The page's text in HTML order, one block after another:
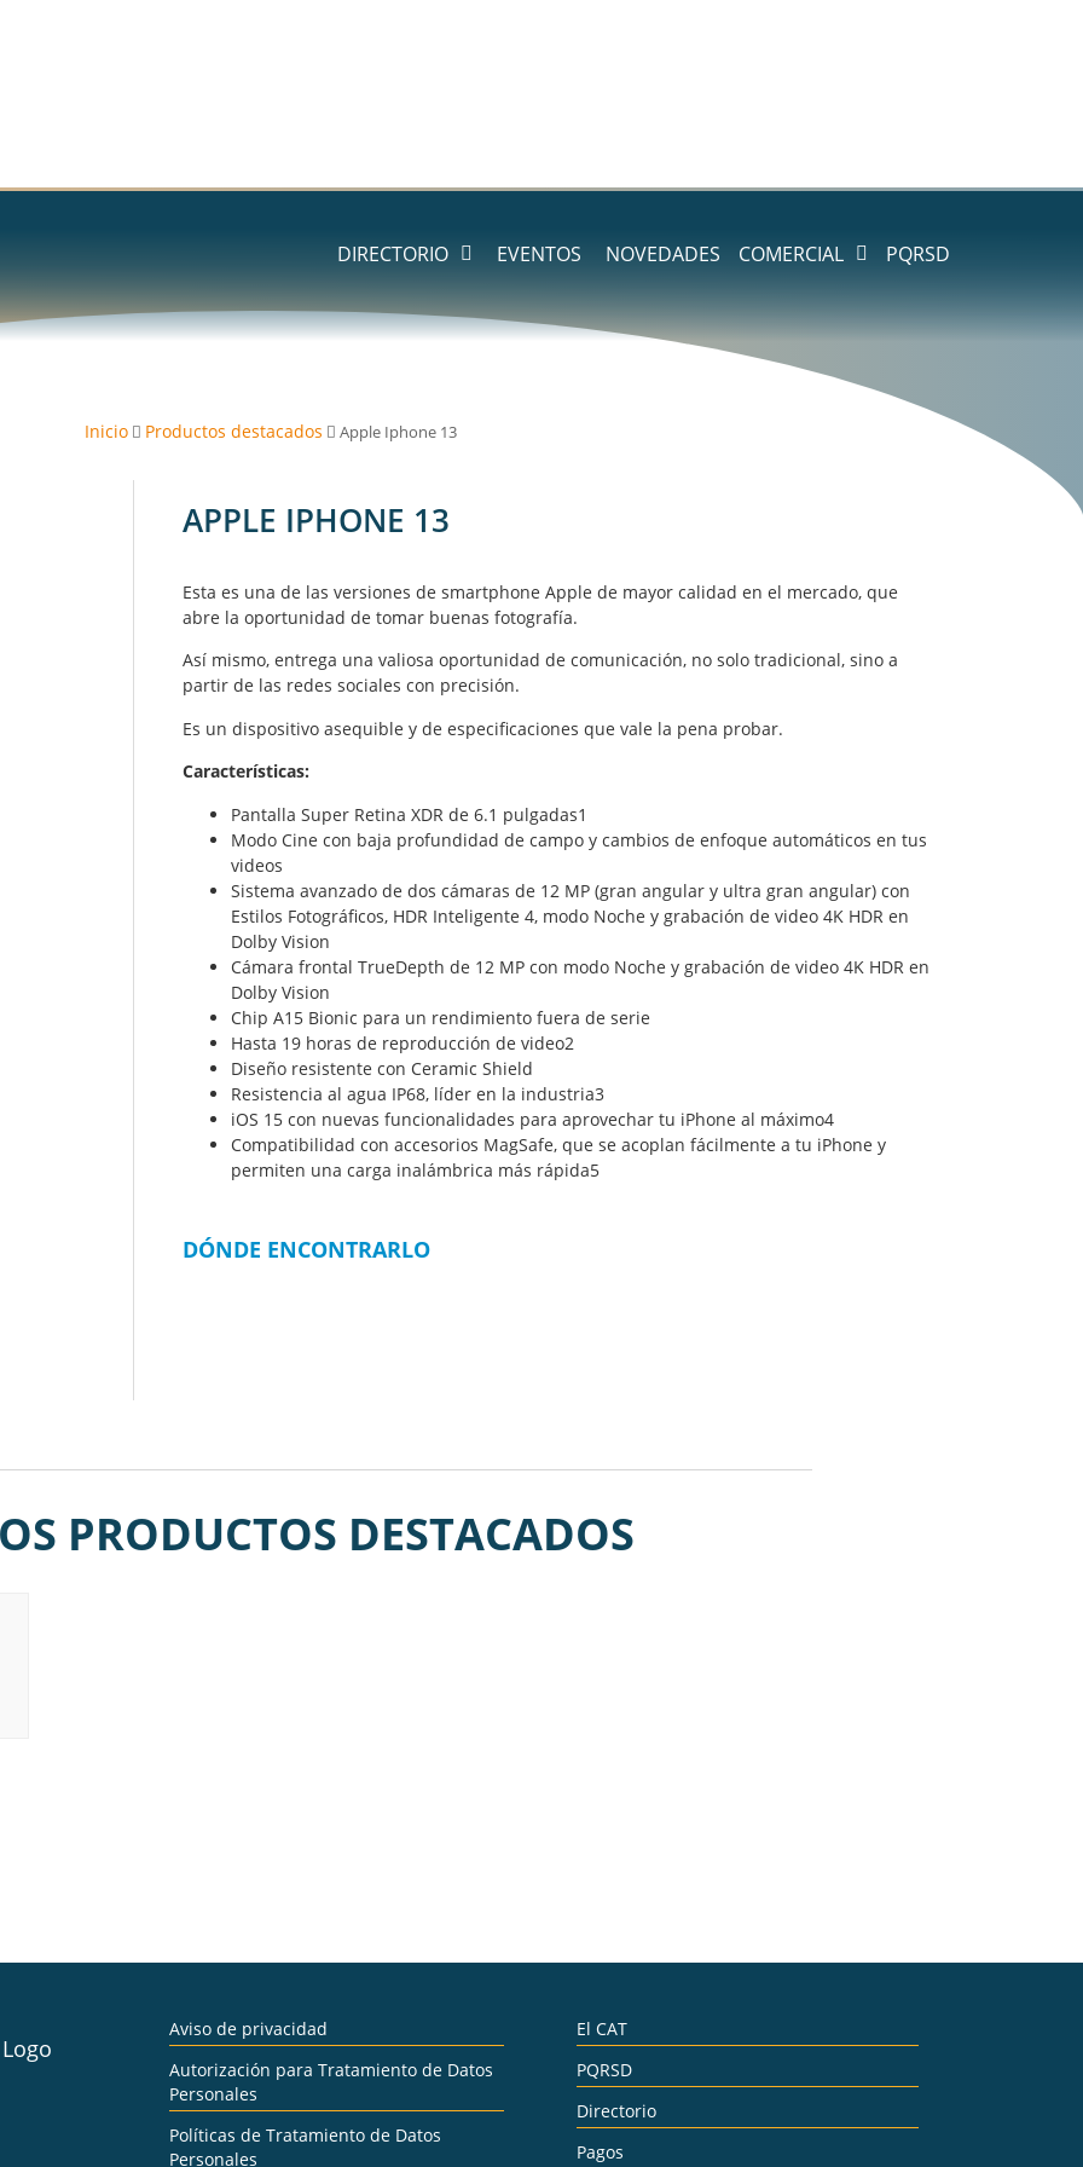
DIRECTORIO EVENTOS NOVEDADES COMERCIAL PQRSD
Inicio Productos destacados Apple Iphone 13
APPLE IPHONE 13
Esta es una de las versiones de smartphone Apple de mayor calidad en el mercado, que
abre la oportunidad de tomar buenas fotografía.
Así mismo, entrega una valiosa oportunidad de comunicación, no solo tradicional, sino a
partir de las redes sociales con precisión.
Es un dispositivo asequible y de especificaciones que vale la pena probar.
Características:
Pantalla Super Retina XDR de 6.1 pulgadas1
Modo Cine con baja profundidad de campo y cambios de enfoque automáticos en tus
videos
Sistema avanzado de dos cámaras de 12 MP (gran angular y ultra gran angular) con
Estilos Fotográficos, HDR Inteligente 4, modo Noche y grabación de video 4K HDR en
Dolby Vision
Cámara frontal TrueDepth de 12 MP con modo Noche y grabación de video 4K HDR en
Dolby Vision
Chip A15 Bionic para un rendimiento fuera de serie
Hasta 19 horas de reproducción de video2
Diseño resistente con Ceramic Shield
Resistencia al agua IP68, líder en la industria3
iOS 15 con nuevas funcionalidades para aprovechar tu iPhone al máximo4
Compatibilidad con accesorios MagSafe, que se acoplan fácilmente a tu iPhone y
permiten una carga inalámbrica más rápida5
DÓNDE ENCONTRARLO
PRODUCTOS DESTACADOS
Aviso de privacidad
Autorización para Tratamiento de Datos
Personales
Políticas de Tratamiento de Datos
Personales
El CAT
PQRSD
Directorio
Pagos